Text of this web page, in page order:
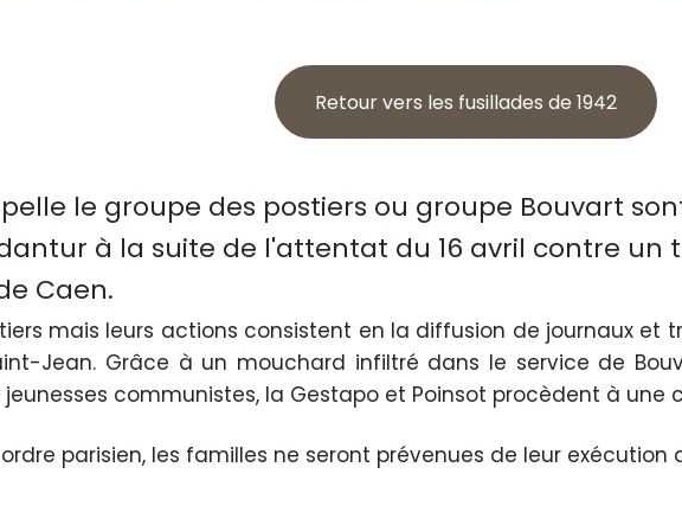
Retour vers les fusillades de 1942
le groupe des postiers ou groupe Bouvart
à la suite de l'attentat du 16 avril contre un
Caen.
mais leurs actions consistent en la diffusion de journaux
Jean. Grâce à un mouchard infiltré dans le service de
communistes, la Gestapo et Poinsot procèdent à
ordre parisien, les familles ne seront prévenues de leur exécution